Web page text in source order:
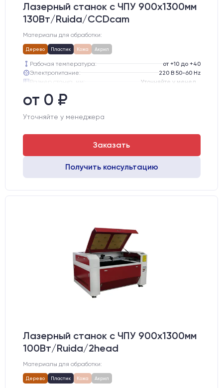
Лазерный станок c ЧПУ 900х1300мм
130Вт/Ruida/CCDcam
Материалы для обработки:
Дерево Пластик Кожа Акрил
Рабочая температура:
от +10 до +40
Электропитание:
220 В 50-60 Hz
Размер станка, мм:
Производитель лазерного излучателя:
от 0 ₽
Уточняйте у менеджера
Заказать
Получить консультацию
Лазерный станок c ЧПУ 900х1300мм
100Вт/Ruida/2head
Материалы для обработки:
Дерево Пластик Кожа Акрил